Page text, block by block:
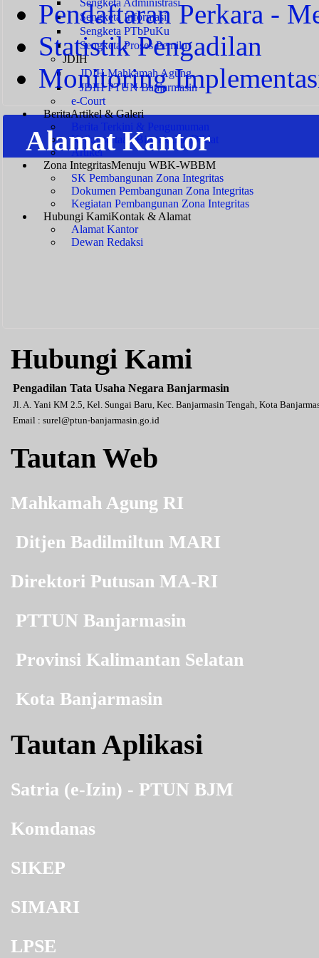
Sengketa Administrasi
Sengketa Informasi
Sengketa PTbPuKu
Sengketa Proses Pemilu
JDIH
JDIH Mahkamah Agung
JDIH PTUN Banjarmasin
e-Court
BeritaArtikel & Galeri
Berita Terkini & Pengumuman
Keikutsertaan Bimtek dan Diklat
Artikel
Zona IntegritasMenuju WBK-WBBM
SK Pembangunan Zona Integritas
Dokumen Pembangunan Zona Integritas
Kegiatan Pembangunan Zona Integritas
Hubungi KamiKontak & Alamat
Alamat Kantor
Dewan Redaksi
Pendaftaran Perkara -
Statistik Pengadilan
Monitoring
Alamat Kantor
Hubungi Kami
Pengadilan Tata Usaha Negara Banjarmasin
Jl. A. Yani KM 2.5, Kel. Sungai Baru, Kec. Banjarmasin Tengah, Kota
Email : surel@ptun-banjarmasin.go.id
Tautan Web
Mahkamah Agung RI
Ditjen Badilmiltun MARI
Direktori Putusan MA-RI
PTTUN Banjarmasin
Provinsi Kalimantan Selatan
Kota Banjarmasin
Tautan Aplikasi
Satria (e-Izin) - PTUN BJM
Komdanas
SIKEP
SIMARI
LPSE